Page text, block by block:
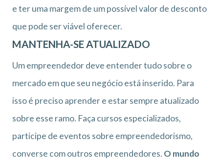
e ter uma margem de um possível valor de desconto
que pode ser viável oferecer.
MANTENHA-SE ATUALIZADO
Um empreendedor deve entender tudo sobre o
mercado em que seu negócio está inserido. Para
isso é preciso aprender e estar sempre atualizado
sobre esse ramo. Faça cursos especializados,
participe de eventos sobre empreendedorismo,
converse com outros empreendedores. O mundo